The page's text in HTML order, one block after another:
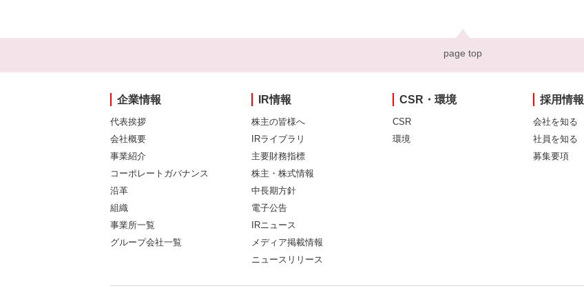
page top
企業情報
代表挨拶
会社概要
事業紹介
コーポレートガバナンス
沿革
組織
事業所一覧
グループ会社一覧
IR情報
株主の皆様へ
IRライブラリ
主要財務指標
株主・株式情報
中長期方針
電子公告
IRニュース
メディア掲載情報
ニュースリリース
CSR・環境
CSR
環境
採用情報
会社を知る
社員を知る
募集要項